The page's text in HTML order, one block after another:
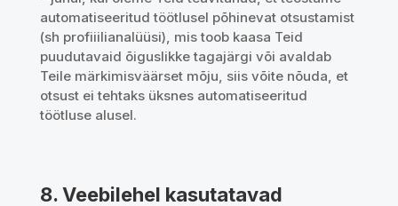
automatiseeritud töötlusel põhinevat otsustamist
(sh profiiilianalüüsi), mis toob kaasa Teid
puudutavaid õiguslikke tagajärgi või avaldab
Teile märkimisväärset mõju, siis võite nõuda, et
otsust ei tehtaks üksnes automatiseeritud
töötluse alusel.
8. Veebilehel kasutatavad